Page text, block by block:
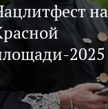
на
2025